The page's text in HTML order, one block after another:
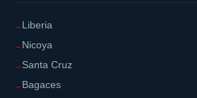
Liberia
Nicoya
Santa Cruz
Bagaces